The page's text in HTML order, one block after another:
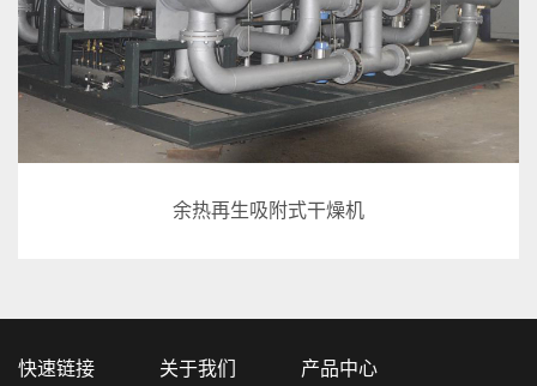
余热再生吸附式干燥机
快速链接 关于我们 产品中心